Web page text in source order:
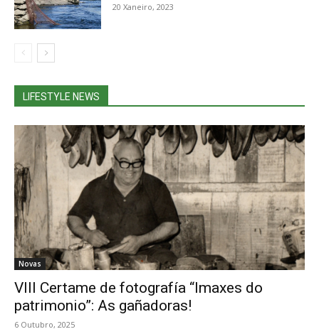
20 Xaneiro, 2023
LIFESTYLE NEWS
Novas
VIII Certame de fotografía “Imaxes do
patrimonio”: As gañadoras!
6 Outubro, 2025